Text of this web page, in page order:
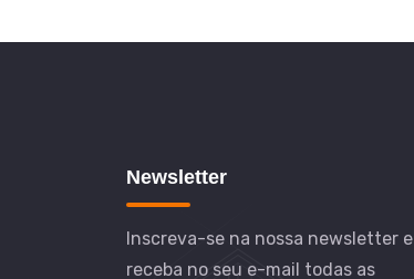
Newsletter
Inscreva-se na nossa newsletter e
receba no seu e-mail todas as